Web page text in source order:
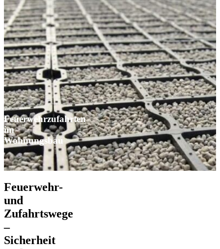
Feuerwehrzufahrten
im
Wohnungsbau
Feuerwehr-
und
Zufahrtswege
–
Sicherheit